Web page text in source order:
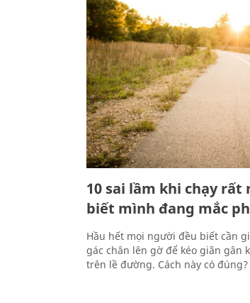
10 sai lầm khi chạy
biết mình đang mắc
Hầu hết mọi người đều biết cần
gác chân lên gờ để kéo giãn gân
trên lề đường. Cách này có đúng?